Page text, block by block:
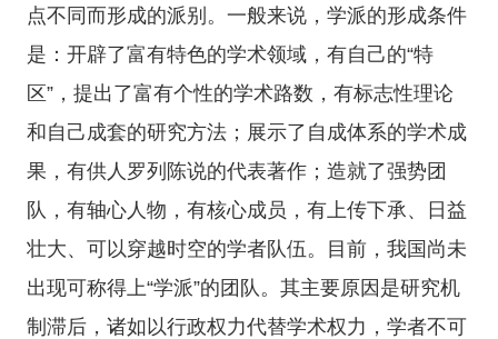
点不同而形成的派别。一般来说，学派的形成条件
是：开辟了富有特色的学术领域，有自己的“特
区”，提出了富有个性的学术路数，有标志性理论
和自己成套的研究方法；展示了自成体系的学术成
果，有供人罗列陈说的代表著作；造就了强势团
队，有轴心人物，有核心成员，有上传下承、日益
壮大、可以穿越时空的学者队伍。目前，我国尚未
出现可称得上“学派”的团队。其主要原因是研究机
制滞后，诸如以行政权力代替学术权力，学者不可